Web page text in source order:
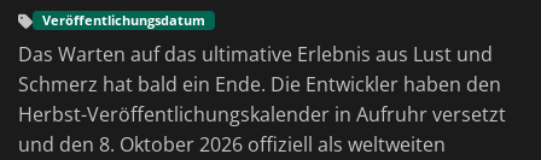
Veröffentlichungsdatum
Das Warten auf das ultimative Erlebnis aus Lust und
Schmerz hat bald ein Ende. Die Entwickler haben den
Herbst-Veröffentlichungskalender in Aufruhr versetzt
und den 8. Oktober 2026 offiziell als weltweiten